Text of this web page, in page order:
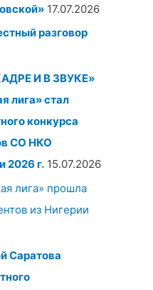
17.07.2026
разговор
И В ЗВУКЕ»
лига» стал
конкурса
СО НКО
2026 г. 15.07.2026
лига» прошла
из Нигерии
Саратова